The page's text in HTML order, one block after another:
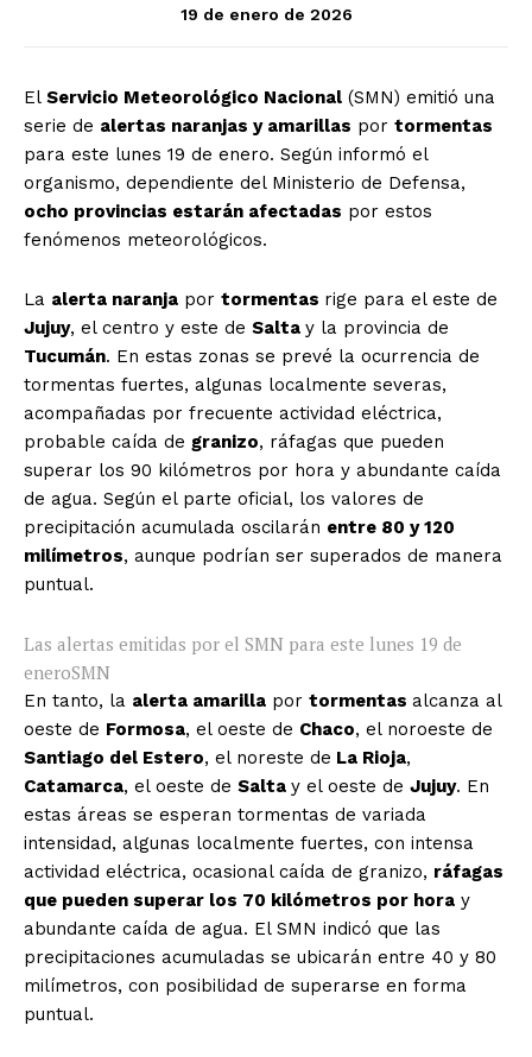
19 de enero de 2026
El Servicio Meteorológico Nacional (SMN) emitió una
serie de alertas naranjas y amarillas por tormentas
para este lunes 19 de enero. Según informó el
organismo, dependiente del Ministerio de Defensa,
ocho provincias estarán afectadas por estos
fenómenos meteorológicos.
La alerta naranja por tormentas rige para el este de
Jujuy, el centro y este de Salta y la provincia de
Tucumán. En estas zonas se prevé la ocurrencia de
tormentas fuertes, algunas localmente severas,
acompañadas por frecuente actividad eléctrica,
probable caída de granizo, ráfagas que pueden
superar los 90 kilómetros por hora y abundante caída
de agua. Según el parte oficial, los valores de
precipitación acumulada oscilarán entre 80 y 120
milímetros, aunque podrían ser superados de manera
puntual.
Las alertas emitidas por el SMN para este lunes 19 de
eneroSMN
En tanto, la alerta amarilla por tormentas alcanza al
oeste de Formosa, el oeste de Chaco, el noroeste de
Santiago del Estero, el noreste de La Rioja,
Catamarca, el oeste de Salta y el oeste de Jujuy. En
estas áreas se esperan tormentas de variada
intensidad, algunas localmente fuertes, con intensa
actividad eléctrica, ocasional caída de granizo, ráfagas
que pueden superar los 70 kilómetros por hora y
abundante caída de agua. El SMN indicó que las
precipitaciones acumuladas se ubicarán entre 40 y 80
milímetros, con posibilidad de superarse en forma
puntual.